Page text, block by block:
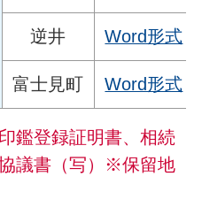
逆井 Word形式
富士見町 Word形式
鑑登録証明書、相続
議書（写） ※保留地